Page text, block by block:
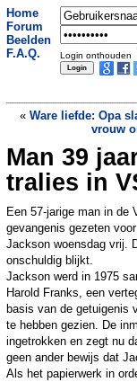
Home
Forum
Beelden
F.A.Q.
Login onthouden
« Ware liefde: Opa
vrouw
Man 39
tralies in
Een 57-jarige man in de
gevangenis gezeten
Jackson woensdag vrij.
onschuldig blijkt.
Jackson werd in 1975
Harold Franks, een
basis van de getuigenis
te hebben gezien. De
ingetrokken en zegt nu
geen ander bewijs dat
Als het papierwerk in